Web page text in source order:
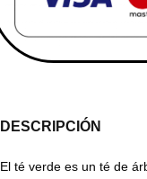
DESCRIPCIÓN
El té verde es un té de